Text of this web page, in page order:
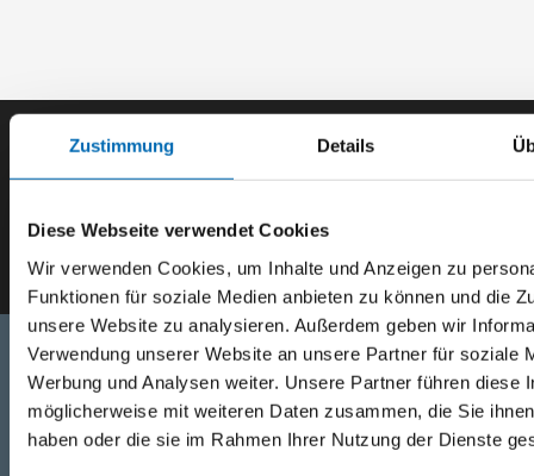
Zustimmung Details
Diese Webseite verwendet Cookies
Wir verwenden Cookies, um Inhalte und Anzeigen zu
Funktionen für soziale Medien anbieten zu können und die
unsere Website zu analysieren. Außerdem geben wir
Verwendung unserer Website an unsere Partner für soziale
Werbung und Analysen weiter. Unsere Partner führen diese
möglicherweise mit weiteren Daten zusammen, die Sie
haben oder die sie im Rahmen Ihrer Nutzung der Dienste
Der SEEFELDER Newsletter
E-Mail eingeben
Telefon
+49 871 973 899(Mo - Fr: 07:00 - 18:00 Uhr)